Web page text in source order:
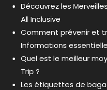
Découvrez les
All Inclusive
Comment prévenir et
Informations
Quel est le meilleur
Trip ?
Les étiquettes de